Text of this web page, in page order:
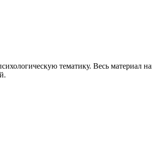
тематику. Весь материал